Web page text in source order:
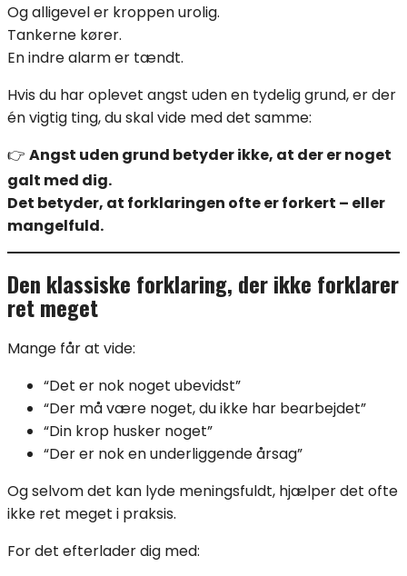
Og alligevel er kroppen urolig.
Tankerne kører.
En indre alarm er tændt.
Hvis du har oplevet angst uden en tydelig grund, er der
én vigtig ting, du skal vide med det samme:
👉 Angst uden grund betyder ikke, at der er noget
galt med dig.
Det betyder, at forklaringen ofte er forkert – eller
mangelfuld.
Den klassiske forklaring, der ikke forklarer
ret meget
Mange får at vide:
“Det er nok noget ubevidst”
“Der må være noget, du ikke har bearbejdet”
“Din krop husker noget”
“Der er nok en underliggende årsag”
Og selvom det kan lyde meningsfuldt, hjælper det ofte
ikke ret meget i praksis.
For det efterlader dig med: